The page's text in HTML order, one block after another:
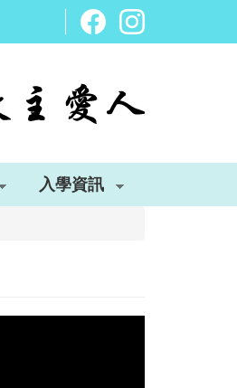
入學資訊